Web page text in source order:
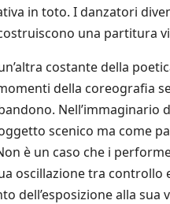
in toto. I danzatori
una partitura
costante della
della coreografia
Nell’immaginario
scenico ma come
è un caso che i
oscillazione tra
dell’esposizione alla